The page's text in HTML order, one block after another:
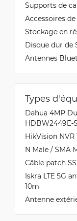
Supports de
Accessoires
Stockage en
Disque dur de
Antennes
Types
Dahua 4MP
HDBW2449E-
HikVision NVR
N Male / SMA
Câble patch
Iskra LTE 5G
10m
Antenne